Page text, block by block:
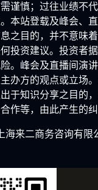
谨慎；过往业绩不
本站登载及峰会、
之目的，并不意味
投资建议。投资者
。峰会及直播间演
办方的观点或立场
于知识分享之目的
作等，由此产生的
上海来二商务咨询有限